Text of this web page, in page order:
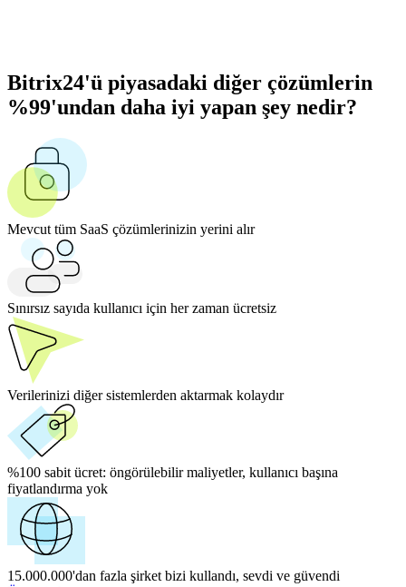
Bitrix24'ü piyasadaki diğer çözümlerin
%99'undan daha iyi yapan şey nedir?
Mevcut tüm SaaS çözümlerinizin yerini alır
Sınırsız sayıda kullanıcı için her zaman ücretsiz
Verilerinizi diğer sistemlerden aktarmak kolaydır
%100 sabit ücret: öngörülebilir maliyetler, kullanıcı başına
fiyatlandırma yok
15.000.000'dan fazla şirket bizi kullandı, sevdi ve güvendi